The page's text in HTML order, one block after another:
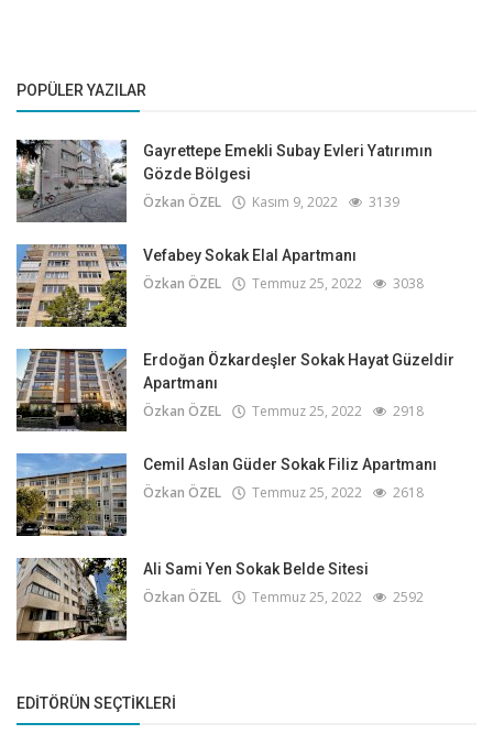
POPÜLER YAZILAR
Gayrettepe Emekli Subay Evleri Yatırımın
Gözde Bölgesi
Özkan ÖZEL Kasım 9, 2022 3139
Vefabey Sokak Elal Apartmanı
Özkan ÖZEL Temmuz 25, 2022 3038
Erdoğan Özkardeşler Sokak Hayat Güzeldir
Apartmanı
Özkan ÖZEL Temmuz 25, 2022 2918
Cemil Aslan Güder Sokak Filiz Apartmanı
Özkan ÖZEL Temmuz 25, 2022 2618
Ali Sami Yen Sokak Belde Sitesi
Özkan ÖZEL Temmuz 25, 2022 2592
EDITÖRÜN SEÇTIKLERI